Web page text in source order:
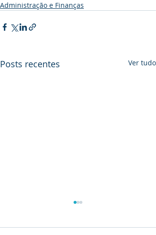
Administração e Finanças
Posts recentes Ver tudo